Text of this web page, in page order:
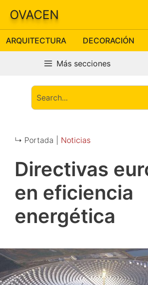
Saltar
contenido
OVACEN
ARQUITECTURA DECORACIÓN
Más secciones
↳ Portada | Noticias
Directivas
en eficiencia
energética